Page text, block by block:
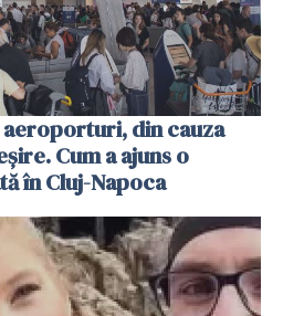
din cauza
Cum a ajuns o
în Cluj-Napoca